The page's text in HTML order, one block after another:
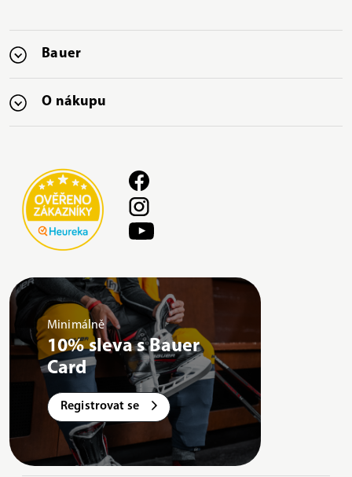
Bauer
O nákupu
Minimálně
10% sleva s Bauer
Card
Registrovat se